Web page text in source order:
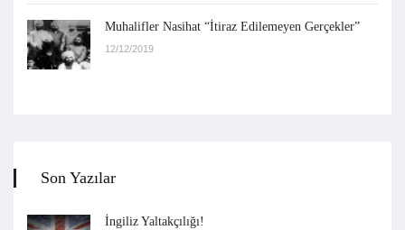
Muhalifler Nasihat “İtiraz Edilemeyen Gerçekler”
12/12/2019
Son Yazılar
İngiliz Yaltakçılığı!